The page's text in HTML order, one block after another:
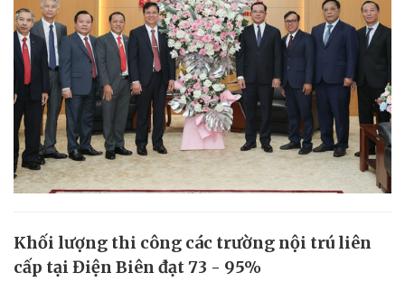
Khối lượng thi công các trường nội trú liên
cấp tại Điện Biên đạt 73 - 95%